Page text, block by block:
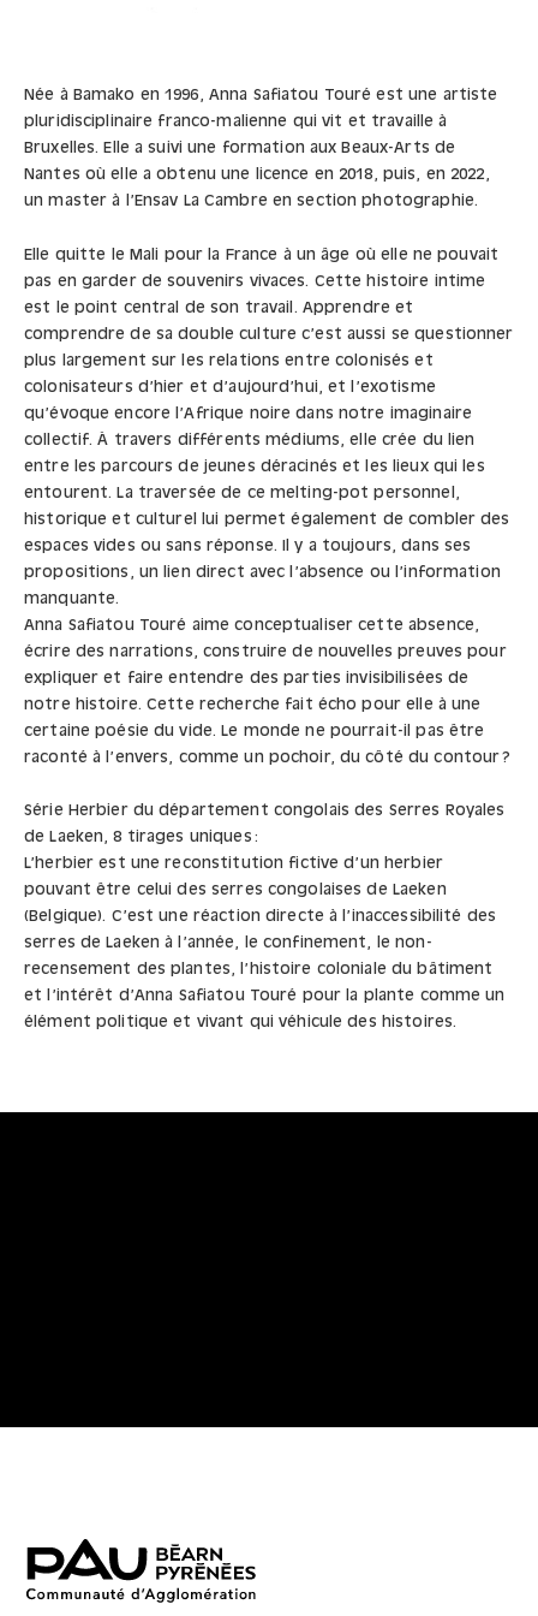
Née à Bamako en 1996, Anna Safiatou Touré est une artiste
pluridisciplinaire franco-malienne qui vit et travaille à
Bruxelles. Elle a suivi une formation aux Beaux-Arts de
Nantes où elle a obtenu une licence en 2018, puis, en 2022,
un master à l’Ensav La Cambre en section photographie.
Elle quitte le Mali pour la France à un âge où elle ne pouvait
pas en garder de souvenirs vivaces. Cette histoire intime
est le point central de son travail. Apprendre et
comprendre de sa double culture c’est aussi se questionner
plus largement sur les relations entre colonisés et
colonisateurs d’hier et d’aujourd’hui, et l’exotisme
qu’évoque encore l’Afrique noire dans notre imaginaire
collectif. À travers différents médiums, elle crée du lien
entre les parcours de jeunes déracinés et les lieux qui les
entourent. La traversée de ce melting-pot personnel,
historique et culturel lui permet également de combler des
espaces vides ou sans réponse. Il y a toujours, dans ses
propositions, un lien direct avec l’absence ou l’information
manquante.
Anna Safiatou Touré aime conceptualiser cette absence,
écrire des narrations, construire de nouvelles preuves pour
expliquer et faire entendre des parties invisibilisées de
notre histoire. Cette recherche fait écho pour elle à une
certaine poésie du vide. Le monde ne pourrait-il pas être
raconté à l’envers, comme un pochoir, du côté du contour ?
Série Herbier du département congolais des Serres Royales
de Laeken, 8 tirages uniques :
L’herbier est une reconstitution fictive d’un herbier
pouvant être celui des serres congolaises de Laeken
(Belgique). C’est une réaction directe à l’inaccessibilité des
serres de Laeken à l’année, le confinement, le non-
recensement des plantes, l’histoire coloniale du bâtiment
et l’intérêt d’Anna Safiatou Touré pour la plante comme un
élément politique et vivant qui véhicule des histoires.